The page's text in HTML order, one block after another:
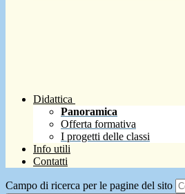
Didattica
Panoramica
Offerta formativa
I progetti delle classi
Info utili
Contatti
Campo di ricerca per le pagine del sito